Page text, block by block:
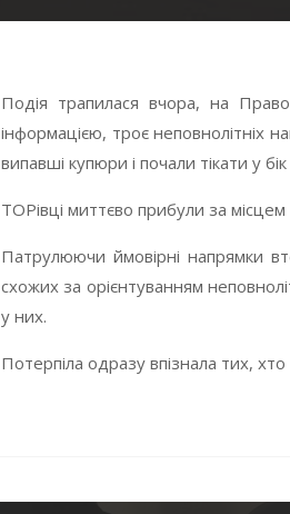
Подія трапилася вчора, на
інформацією, троє неповнолітніх
випавші купюри і почали тікати у
ТОРівці миттєво прибули за місцем
Патрулюючи ймовірні напрямки
схожих за орієнтуванням
у них.
Потерпіла одразу впізнала тих,